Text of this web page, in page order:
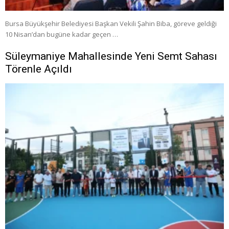
Bursa Büyükşehir Belediyesi Başkan Vekili Şahin Biba, göreve geldiği
10 Nisan’dan bugüne kadar geçen …
Süleymaniye Mahallesinde Yeni Semt Sahası
Törenle Açıldı